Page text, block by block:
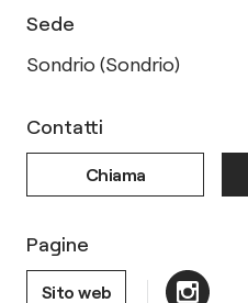
Sede
Sondrio (Sondrio)
Pagine
Sito web
Contatti
Chiama